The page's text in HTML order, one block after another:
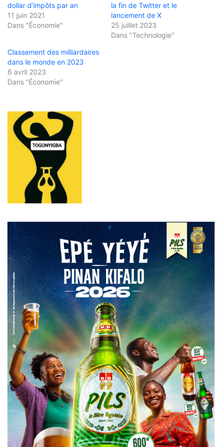
dollar d’impôts par an
11 juin 2021
Dans "Économie"
la fin de Twitter et le
lancement de X
25 juillet 2023
Dans "Technologie"
Classement des milliardaires
dans le monde en 2023
6 avril 2023
Dans "Économie"